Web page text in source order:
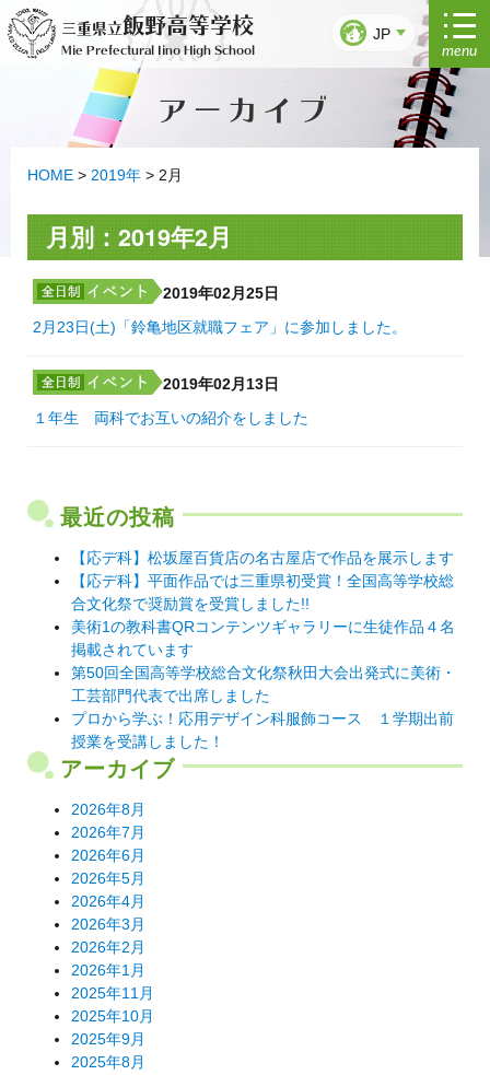
ン
三重県立飯野高等学校
Mie Prefectural Iino High School
JP
menu
アーカイブ
HOME > 2019年 > 2月
月別：2019年2月
2019年02月25日
2月23日(土)「鈴亀地区就職フェア」に参加しました。
2019年02月13日
１年生 両科でお互いの紹介をしました
最近の投稿
【応デ科】松坂屋百貨店の名古屋店で作品を展示します
【応デ科】平面作品では三重県初受賞！全国高等学校総
合文化祭で奨励賞を受賞しました!!
美術1の教科書QRコンテンツギャラリーに生徒作品４名
掲載されています
第50回全国高等学校総合文化祭秋田大会出発式に美術・
工芸部門代表で出席しました
プロから学ぶ！応用デザイン科服飾コース １学期出前
授業を受講しました！
アーカイブ
2026年8月
2026年7月
2026年6月
2026年5月
2026年4月
2026年3月
2026年2月
2026年1月
2025年11月
2025年10月
2025年9月
2025年8月